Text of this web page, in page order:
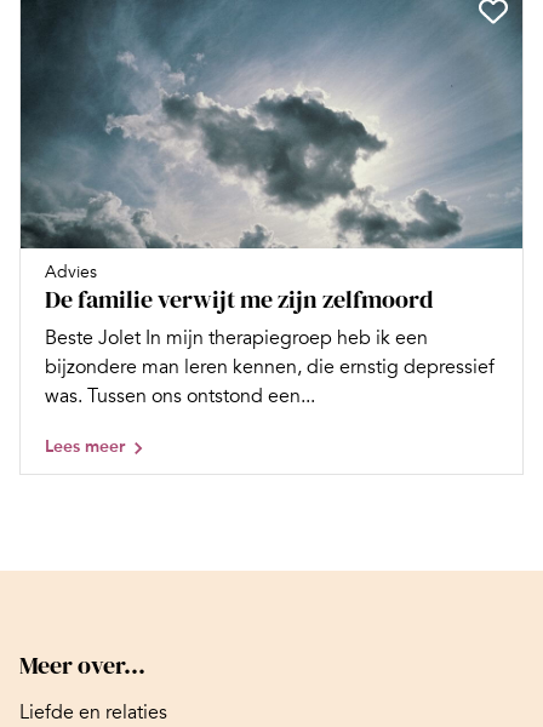
Advies
De familie verwijt me zijn zelfmoord
Beste Jolet In mijn therapiegroep heb ik een
bijzondere man leren kennen, die ernstig depressief
was. Tussen ons ontstond een...
Lees meer
Meer over...
Liefde en relaties